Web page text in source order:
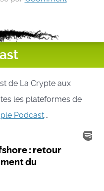
de La Crypte aux
les plateformes de
Podcast...